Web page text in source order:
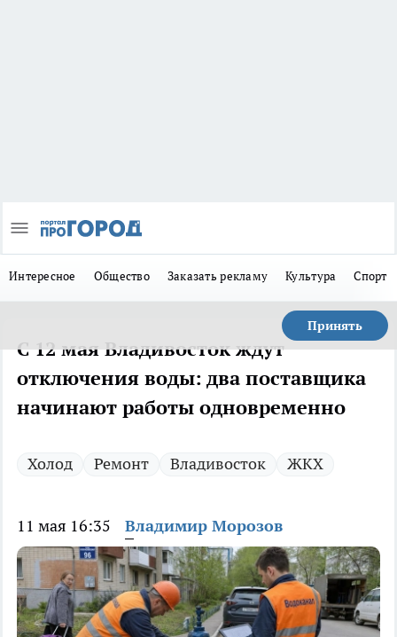
Интересное Общество Заказать рекламу Культура Спорт
Принять
С 12 мая Владивосток ждут
отключения воды: два поставщика
начинают работы одновременно
Холод Ремонт Владивосток ЖКХ
11 мая 16:35 Владимир Морозов